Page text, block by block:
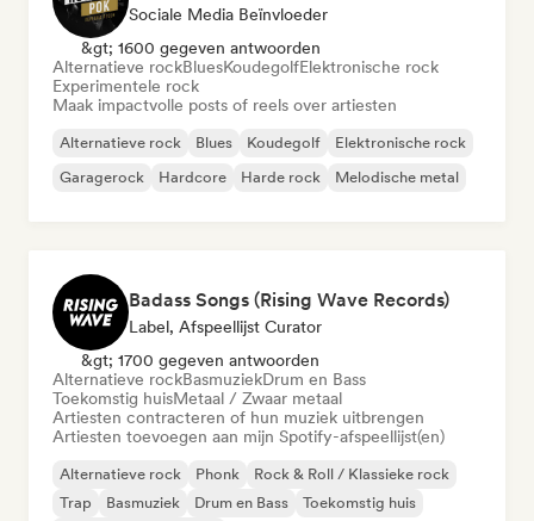
Sociale Media Beïnvloeder
&gt; 1600 gegeven antwoorden
Alternatieve rockBluesKoudegolfElektronische rock
Experimentele rock
Maak impactvolle posts of reels over artiesten
Alternatieve rock Blues Koudegolf
Elektronische rock
Garagerock
Hardcore Harde rock Melodische metal
Badass Songs (Rising Wave Records)
Label, Afspeellijst Curator
&gt; 1700 gegeven antwoorden
Alternatieve rockBasmuziekDrum en Bass
Toekomstig huisMetaal / Zwaar metaal
Artiesten contracteren of hun muziek uitbrengen
Artiesten toevoegen aan mijn Spotify-afspeellijst(en)
Alternatieve rock Phonk
Rock & Roll / Klassieke rock
Trap
Basmuziek Drum en Bass
Toekomstig huis